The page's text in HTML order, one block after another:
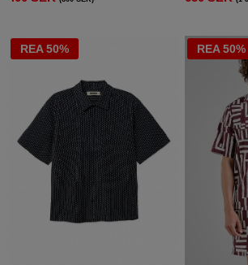
REA 50% REA 50%